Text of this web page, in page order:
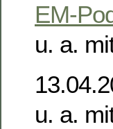
EM-
u. a.
u. a.